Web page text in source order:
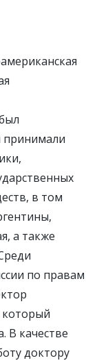
принимали
в том
а также
по правам
который
В качестве
доктору